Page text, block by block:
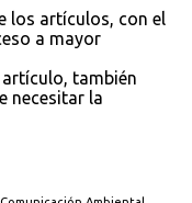
los artículos, con el
a mayor
también
necesitar la